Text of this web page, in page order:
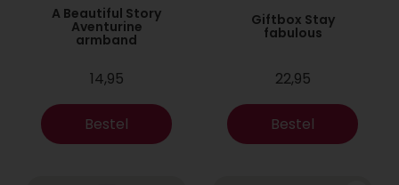
A Beautiful Story
Aventurine
armband
14,95
Bestel
Giftbox Stay
fabulous
22,95
Bestel